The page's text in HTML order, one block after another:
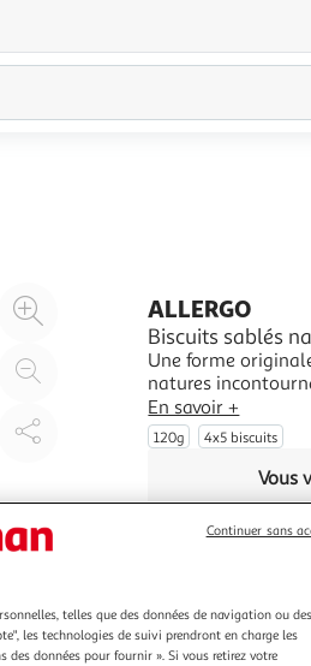
Agrandir
l'illustration
l'illustration
%
Partager
produit
ALLERGO
Biscuits sablés
Une forme
natures
n'hésitez pas à les
En savoir +
120g 4x5 biscuits
Vous
telles que des données de navigation ou des
les technologies de suivi prendront en charge les
données pour fournir ». Si vous retirez votre
Continuer sans